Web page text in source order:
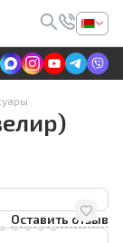
Оставить отзыв